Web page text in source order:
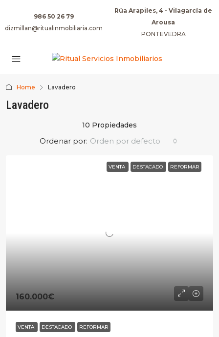
986 50 26 79
dizmillan@ritualinmobiliaria.com
Rúa Arapiles, 4 - Vilagarcía de
Arousa
PONTEVEDRA
Home Lavadero
Lavadero
10 Propiedades
Ordenar por: Orden por defecto
VENTA DESTACADO REFORMAR
160.000€
VENTA DESTACADO REFORMAR